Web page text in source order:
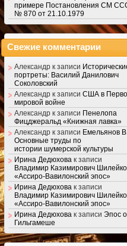
примере Постановления СМ
№ 870 от 21.10.1979
Свежие комментарии
Александр к записи
портреты: Василий Данилович
Соколовский
Александр к записи США в
мировой войне
Александр к записи Пенелопа
Фицджеральд «Книжная лавка»
Александр к записи Емельянов
Основные труды по
истории шумерской культуры
Ирина Дедюхова к записи
Владимир Казимирович Шилейко
«Ассиро-Вавилонский эпос»
Ирина Дедюхова к записи
Владимир Казимирович Шилейко
«Ассиро-Вавилонский эпос»
Ирина Дедюхова к записи Эпос о
Гильгамеше